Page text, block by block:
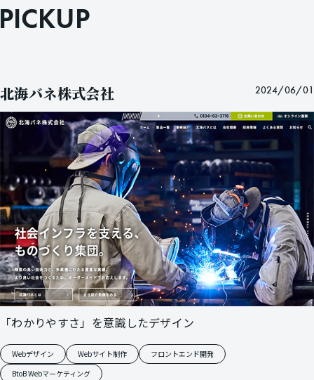
ICKUP
北海バネ株式会社 2024/06/01
「わかりやすさ」を意識したデザイン
Webデザイン Webサイト制作
フロントエンド開発
BtoB Webマーケティング